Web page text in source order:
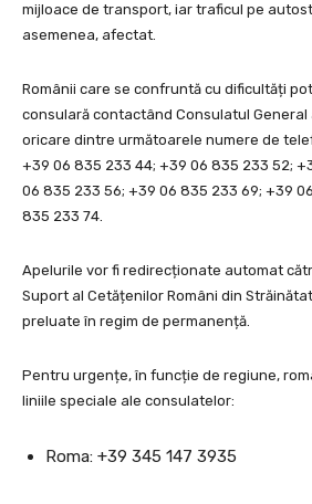
mijloace de transport, iar traficul pe
asemenea, afectat.
Românii care se confruntă cu dificultăți
consulară contactând Consulatul General
oricare dintre următoarele numere de
+39 06 835 233 44; +39 06 835 233 52;
06 835 233 56; +39 06 835 233 69; +39
835 233 74.
Apelurile vor fi redirecționate automat
Suport al Cetățenilor Români din
preluate în regim de permanență.
Pentru urgențe, în funcție de regiune,
liniile speciale ale consulatelor:
Roma: +39 345 147 3935